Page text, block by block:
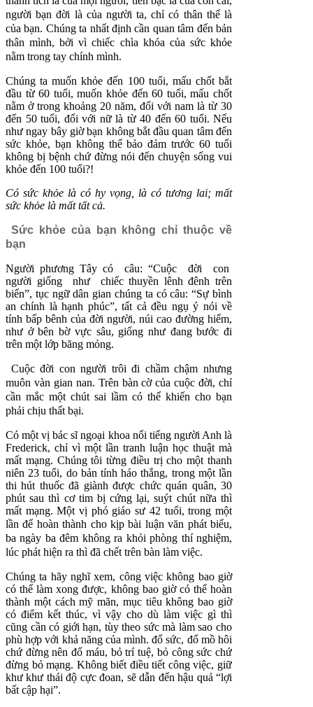
người bạn đời là của người ta, chỉ có thân thể là
của bạn. Chúng ta nhất định cần quan tâm đến bản
thân mình, bởi vì chiếc chìa khóa của sức khỏe
nằm trong tay chính mình.
Chúng ta muốn khỏe đến 100 tuổi, mấu chốt bắt
đầu từ 60 tuổi, muốn khỏe đến 60 tuổi, mấu chốt
nằm ở trong khoảng 20 năm, đối với nam là từ 30
đến 50 tuổi, đối với nữ là từ 40 đến 60 tuổi. Nếu
như ngay bây giờ bạn không bắt đầu quan tâm đến
sức khỏe, bạn không thể bảo đảm trước 60 tuổi
không bị bệnh chứ đừng nói đến chuyện sống vui
khỏe đến 100 tuổi?!
Có sức khỏe là có hy vọng, là có tương lai; mất
sức khỏe là mất tất cả.
Sức khỏe của bạn không chỉ thuộc về
bạn
Người phương Tây có câu: “Cuộc đời con
người giống như chiếc thuyền lênh đênh trên
biển”, tục ngữ dân gian chúng ta có câu: “Sự bình
an chính là hạnh phúc”, tất cả đều ngụ ý nói về
tính bấp bênh của đời người, núi cao đường hiểm,
như ở bên bờ vực sâu, giống như đang bước đi
trên một lớp băng mỏng.
Cuộc đời con người trôi đi chầm chậm nhưng
muôn vàn gian nan. Trên bàn cờ của cuộc đời, chỉ
cần mắc một chút sai lầm có thể khiến cho bạn
phải chịu thất bại.
Có một vị bác sĩ ngoại khoa nổi tiếng người Anh là
Frederick, chỉ vì một lần tranh luận học thuật mà
mất mạng. Chúng tôi từng điều trị cho một thanh
niên 23 tuổi, do bản tính háo thắng, trong một lần
thi hút thuốc đã giành được chức quán quân, 30
phút sau thì cơ tim bị cứng lại, suýt chút nữa thì
mất mạng. Một vị phó giáo sư 42 tuổi, trong một
lần để hoàn thành cho kịp bài luậnvăn phát biểu,
ba ngày ba đêm không ra khỏi phòng thí nghiệm,
lúc phát hiện ra thì đã chết trên bàn làm việc.
Chúng ta hãy nghĩ xem, công việc không bao giờ
có thể làm xong được, không bao giờ có thể hoàn
thành một cách mỹ mãn, mục tiêu không bao giờ
có điểm kết thúc, vì vậy cho dù làm việc gì thì
cũng cần có giới hạn, tùy theo sức mà làm sao cho
phù hợp với khả năng của mình. đổ sức, đổ mồ hôi
chứ đừng nên đổ máu, bỏ trí tuệ, bỏ công sức chứ
đừng bỏ mạng. Không biết điều tiết công việc, giữ
khư khư thái độ cực đoan, sẽ dẫn đến hậu quả “lợi
bất cập hại”.